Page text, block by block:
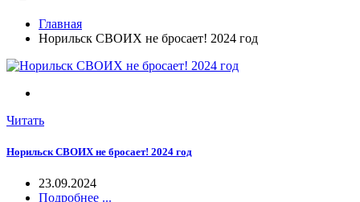
Главная
Норильск СВОИХ не бросает! 2024 год
Читать
Норильск СВОИХ не бросает! 2024 год
23.09.2024
Подробнее ...